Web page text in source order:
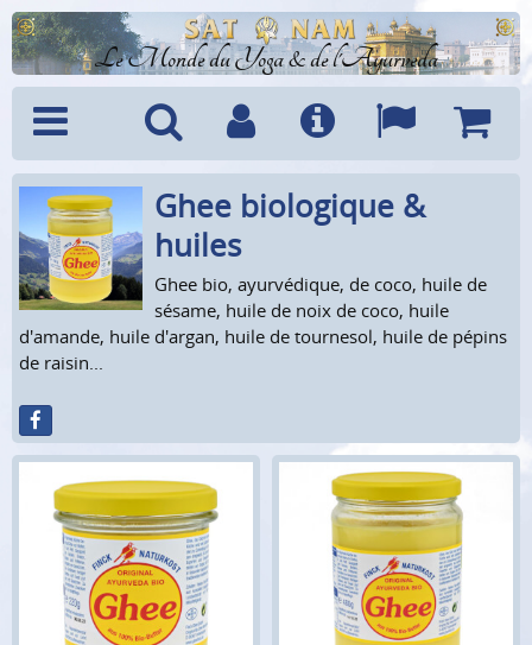
Le Monde du Yoga & de l'Ayurveda
Menu Recherche
CompteInfo Langues
Ghee biologique &
huiles
Ghee bio, ayurvédique, de coco, huile de
sésame, huile de noix de coco, huile
d'amande, huile d'argan, huile de tournesol, huile de pépins
de raisin...